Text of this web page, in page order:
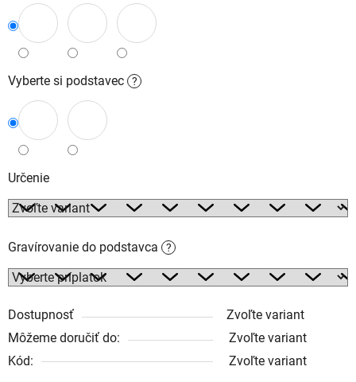
Vyberte si podstavec ?
Určenie
Gravírovanie do podstavca ?
Dostupnosť
Zvoľte variant
Môžeme doručiť do:
Zvoľte variant
Kód:
Zvoľte variant